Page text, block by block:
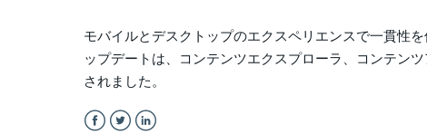
モバイルとデスクトップのエクスペリエンスで一貫性
ップデートは、コンテンツエクスプローラ、コンテン
されました。